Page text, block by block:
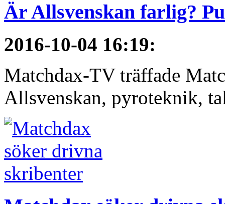
Är Allsvenskan farlig?
2016-10-04 16:19:
Matchdax-TV träffade
Allsvenskan, pyroteknik,